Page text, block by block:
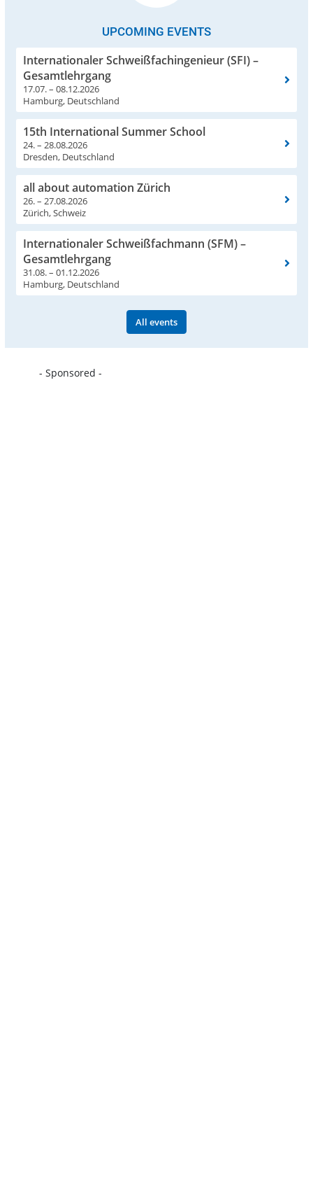
UPCOMING EVENTS
Internationaler Schweißfachingenieur (SFI) –
Gesamtlehrgang
17.07. – 08.12.2026
Hamburg, Deutschland
15th International Summer School
24. – 28.08.2026
Dresden, Deutschland
all about automation Zürich
26. – 27.08.2026
Zürich, Schweiz
Internationaler Schweißfachmann (SFM) –
Gesamtlehrgang
31.08. – 01.12.2026
Hamburg, Deutschland
All events
- Sponsored -